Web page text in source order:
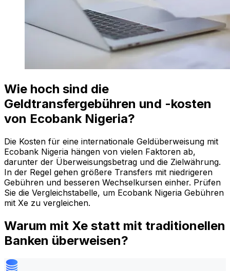
Wie hoch sind die
Geldtransfergebühren und -kosten
von Ecobank Nigeria?
Die Kosten für eine internationale Geldüberweisung mit
Ecobank Nigeria hängen von vielen Faktoren ab,
darunter der Überweisungsbetrag und die Zielwährung.
In der Regel gehen größere Transfers mit niedrigeren
Gebühren und besseren Wechselkursen einher. Prüfen
Sie die Vergleichstabelle, um Ecobank Nigeria Gebühren
mit Xe zu vergleichen.
Warum mit Xe statt mit traditionellen
Banken überweisen?